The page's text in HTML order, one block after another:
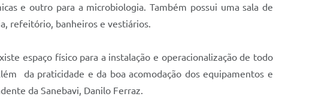
e outro para a microbiologia. Também possui uma sala de
refeitório, banheiros e vestiários.
espaço físico para a instalação e operacionalização de todo
da praticidade e da boa acomodação dos equipamentos e
da Sanebavi, Danilo Ferraz.